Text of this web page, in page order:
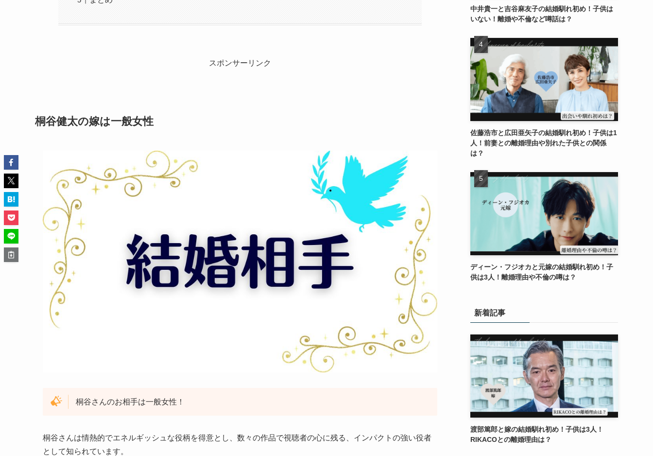
スポンサーリンク
桐谷健太の嫁は一般女性
桐谷さんのお相手は一般女性！
桐谷さんは情熱的でエネルギッシュな役柄を得意とし、数々の作品で視聴者の心に残る、インパクトの強い役者
として知られています。
中井貴一と吉谷麻友子の結婚馴れ初め！子供は
いない！離婚や不倫など噂話は？
佐藤浩市と広田亜矢子の結婚馴れ初め！子供は1
人！前妻との離婚理由や別れた子供との関係
は？
ディーン・フジオカと元嫁の結婚馴れ初め！子
供は3人！離婚理由や不倫の噂は？
新着記事
渡部篤郎と嫁の結婚馴れ初め！子供は3人！
RIKACOとの離婚理由は？